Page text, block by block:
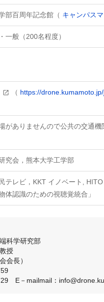
部百周年記念館（ キャンパス
一般（200名程度）
（ https://
がありませんので公共の交通機
究会，熊本大学工学部
テレビ，KKT イノベート,
体認識のための視聴覚統合」
科学研究部
授
会長）
E－mailmail：